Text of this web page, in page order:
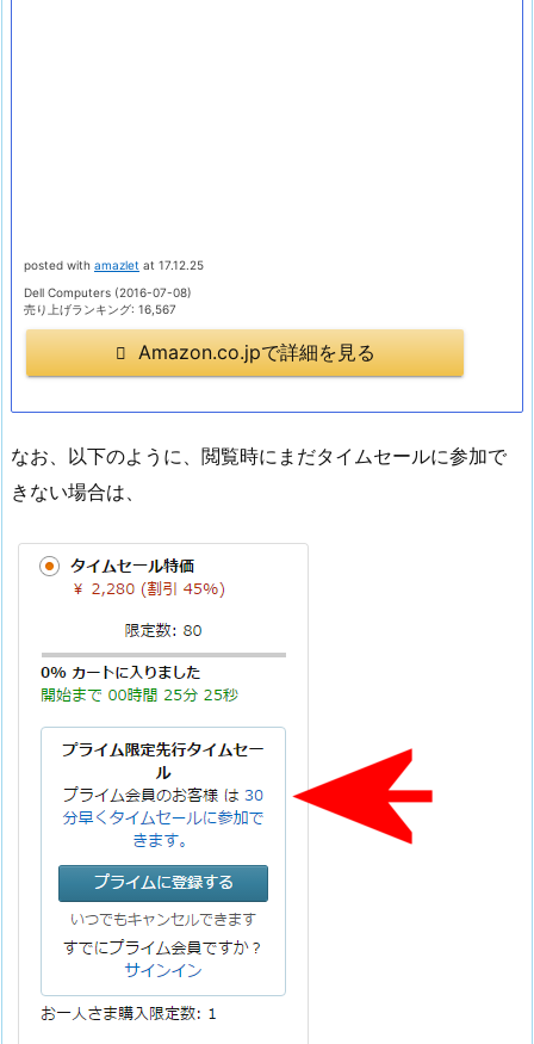
posted with amazlet at 17.12.25
Dell Computers (2016-07-08)
売り上げランキング: 16,567
Amazon.co.jpで詳細を見る
なお、以下のように、閲覧時にまだタイムセールに参加で
きない場合は、